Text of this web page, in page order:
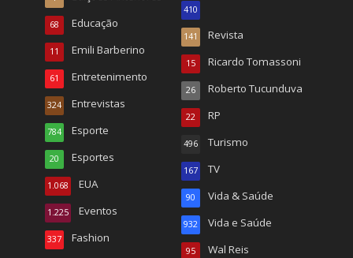
Educação
68
Emili Barberino
11
Entretenimento
61
Entrevistas
324
Esporte
784
Esportes
20
EUA
1.068
Eventos
1.225
Fashion
337
410
Revista
141
Ricardo Tomassoni
15
Roberto Tucunduva
26
RP
22
Turismo
496
TV
167
Vida & Saúde
90
Vida e Saúde
932
Wal Reis
95